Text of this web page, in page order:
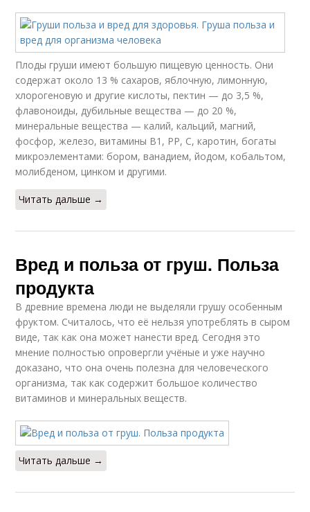
Плоды груши имеют большую пищевую ценность. Они
содержат около 13 % сахаров, яблочную, лимонную,
хлорогеновую и другие кислоты, пектин — до 3,5 %,
флавоноиды, дубильные вещества — до 20 %,
минеральные вещества — калий, кальций, магний,
фосфор, железо, витамины В1, РР, С, каротин, богаты
микроэлементами: бором, ванадием, йодом, кобальтом,
молибденом, цинком и другими.
Читать дальше →
Вред и польза от груш. Польза
продукта
В древние времена люди не выделяли грушу особенным
фруктом. Считалось, что её нельзя употреблять в сыром
виде, так как она может нанести вред. Сегодня это
мнение полностью опровергли учёные и уже научно
доказано, что она очень полезна для человеческого
организма, так как содержит большое количество
витаминов и минеральных веществ.
Читать дальше →